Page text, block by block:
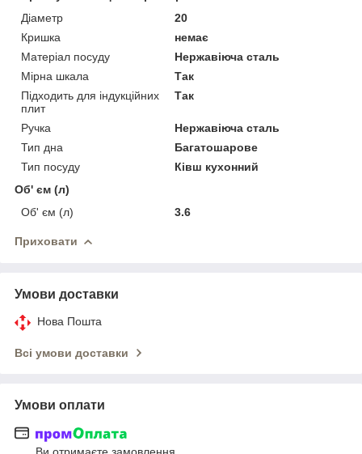
Діаметр
20
Кришка
немає
Матеріал посуду
Нержавіюча сталь
Мірна шкала
Так
Підходить для індукційних
плит
Так
Ручка
Нержавіюча сталь
Тип дна
Багатошарове
Тип посуду
Ківш кухонний
Об' єм (л)
Об' єм (л)
3.6
Приховати
Умови доставки
Нова Пошта
Всі умови доставки
Умови оплати